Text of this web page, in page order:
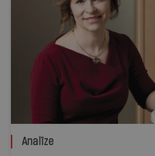
Analīze